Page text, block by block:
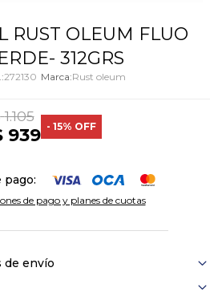
RUST OLEUM FLUO
312GRS
272130 Rust oleum
939
1.105
15
pago:
de pago y planes de cuotas
de envío